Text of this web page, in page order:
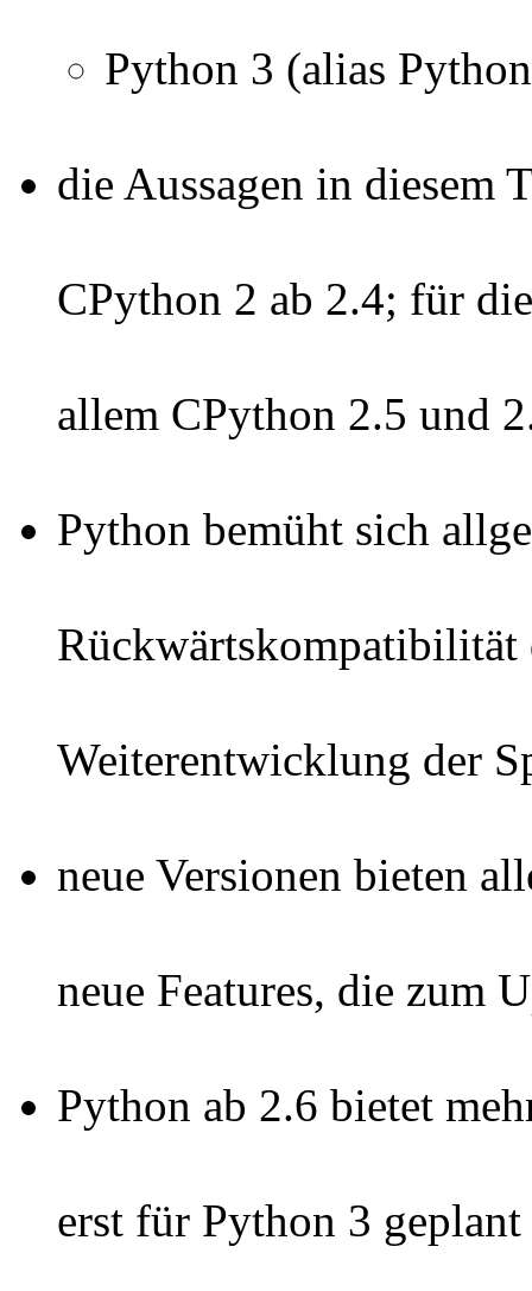
Python 3 (alias
die Aussagen in diesem
CPython 2 ab 2.4; für
allem CPython 2.5 und
Python bemüht sich
Rückwärtskompatibilität
Weiterentwicklung der
neue Versionen bieten
neue Features, die zum
Python ab 2.6 bietet
erst für Python 3